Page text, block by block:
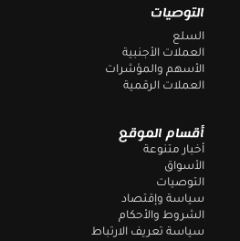
أقسام الموقع
أخبار متنوعة
الأسواق
التوصيات
سياسة وإقتصاد
الشروط والأحكام
سياسة تعريف الارتباط
التوصيات
السلع
العملات الأجنبية
الأسهم والمؤشرات
العملات الرقمية